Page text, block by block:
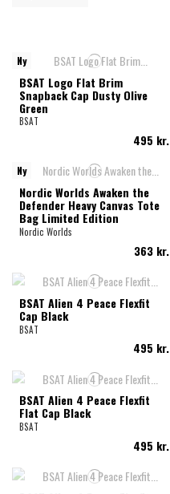
Ny
BSAT Logo Flat Brim
Snapback Cap Dusty Olive
Green
BSAT
495 kr.
Ny
Nordic Worlds Awaken the
Defender Heavy Canvas Tote
Bag Limited Edition
Nordic Worlds
363 kr.
BSAT Alien 4 Peace Flexfit
Cap Black
BSAT
495 kr.
BSAT Alien 4 Peace Flexfit
Flat Cap Black
BSAT
495 kr.